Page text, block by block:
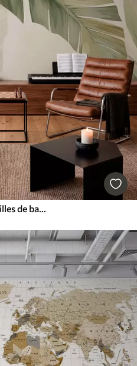
Papiers peints De longues feuilles de bananier